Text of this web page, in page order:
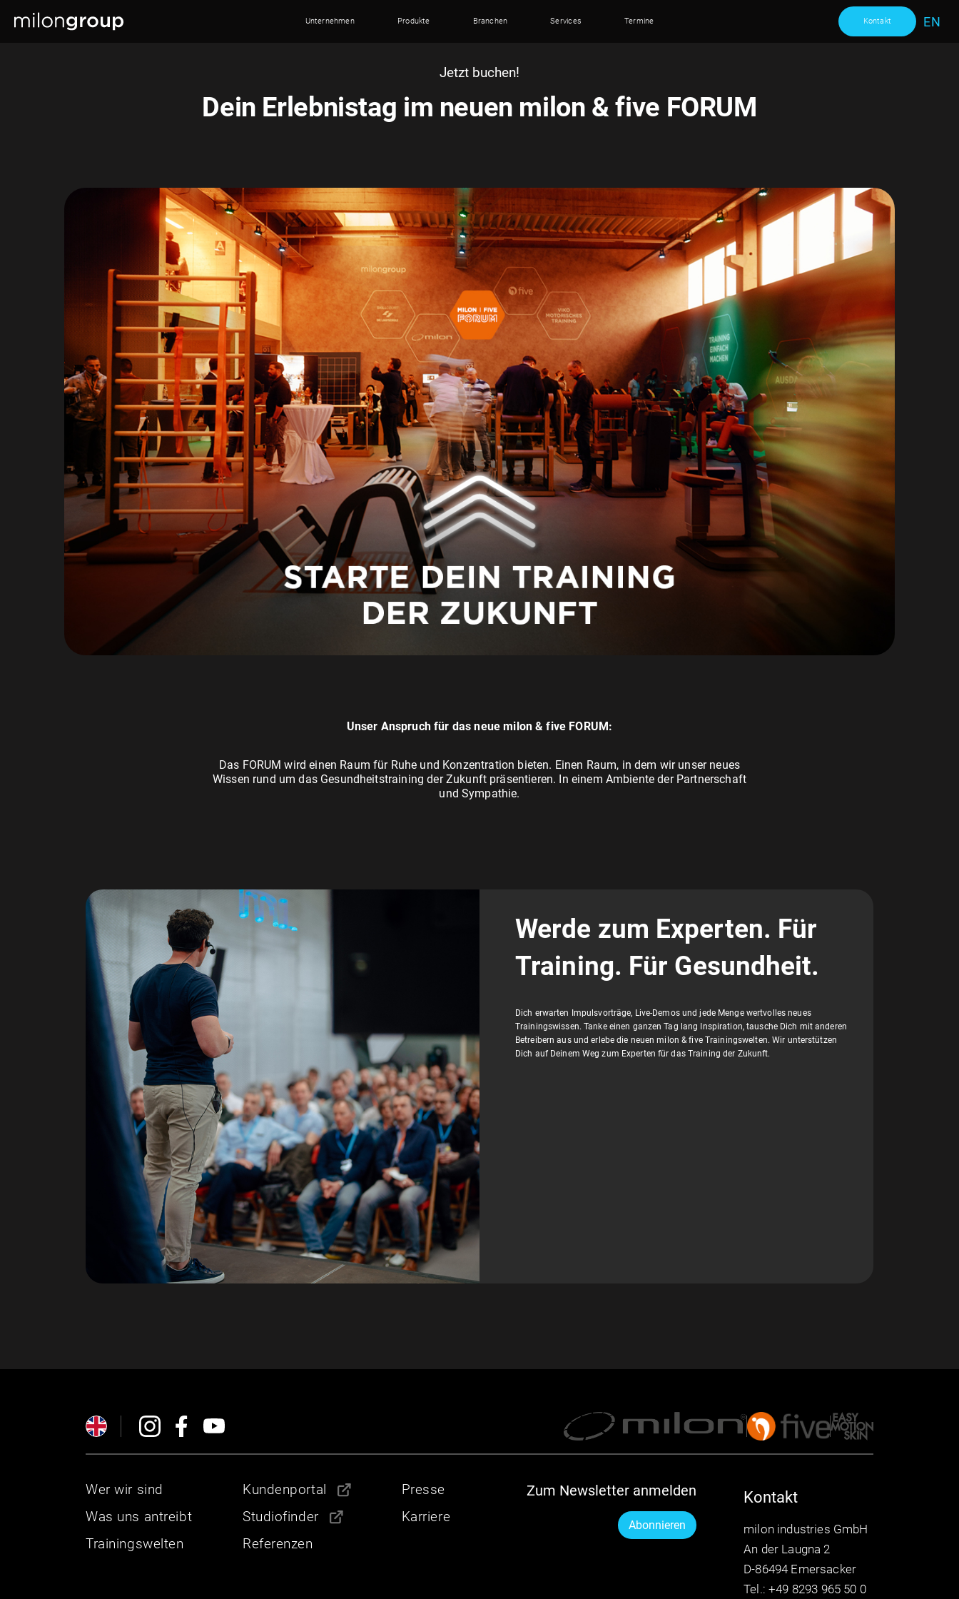
Unternehmen Produkte Branchen Services Termine Kontakt EN
Jetzt buchen!
Dein Erlebnistag im neuen milon & five FORUM
Unser Anspruch für das neue milon & five FORUM:
Das FORUM wird einen Raum für Ruhe und Konzentration bieten. Einen Raum, in dem wir unser neues
Wissen rund um das Gesundheitstraining der Zukunft präsentieren. In einem Ambiente der Partnerschaft
und Sympathie.
Werde zum Experten. Für
Training. Für Gesundheit.
Dich erwarten Impulsvorträge, Live-Demos und jede Menge wertvolles neues
Trainingswissen. Tanke einen ganzen Tag lang Inspiration, tausche Dich mit anderen
Betreibern aus und erlebe die neuen milon & five Trainingswelten. Wir unterstützen
Dich auf Deinem Weg zum Experten für das Training der Zukunft.
Wer wir sind
Was uns antreibt
Trainingswelten
Kundenportal
Studiofinder
Referenzen
Presse
Karriere
Zum Newsletter anmelden
Abonnieren
Kontakt
milon industries GmbH
An der Laugna 2
D-86494 Emersacker
Tel.: +49 8293 965 50 0